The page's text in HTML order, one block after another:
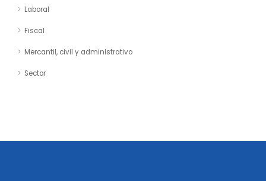
Laboral
Fiscal
Mercantil, civil y administrativo
Sector